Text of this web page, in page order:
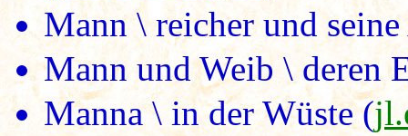
Mann \ reicher und
Mann und Weib \ deren
Manna \ in der Wüste (